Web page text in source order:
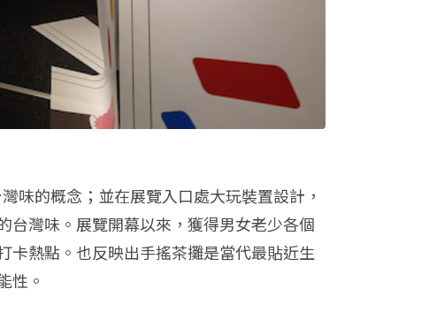
味的概念；並在展覽入口處大玩裝置設計，
台灣味。展覽開幕以來，獲得男女老少各個
卡熱點。也反映出手搖茶攤是當代最貼近生
性。